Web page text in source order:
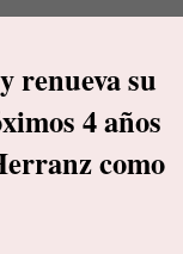
renueva su
4 años
como